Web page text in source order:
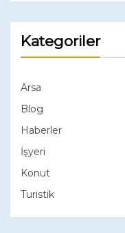
Kategoriler
Arsa
Blog
Haberler
İşyeri
Konut
Turistik